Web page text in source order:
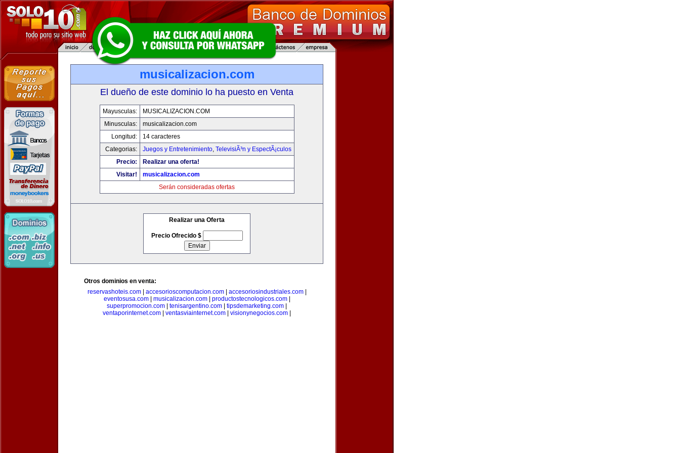
musicalizacion.com
El dueño de este dominio lo ha puesto en Venta
Mayusculas:
MUSICALIZACION.COM
Minusculas:
musicalizacion.com
Longitud:
14 caracteres
Categorias:
Juegos y Entretenimiento, TelevisiÃ³n y EspectÃ¡culos
Precio:
Realizar una oferta!
Visitar!
musicalizacion.com
Serán consideradas ofertas
Realizar una Oferta
Precio Ofrecido $
Otros dominios en venta:
reservashoteis.com| accesorioscomputacion.com| accesoriosindustriales.com|
eventosusa.com| musicalizacion.com| productostecnologicos.com|
superpromocion.com
tenisargentino.com tipsdemarketing.com
ventaporinternet.com
ventasviainternet.com visionynegocios.com